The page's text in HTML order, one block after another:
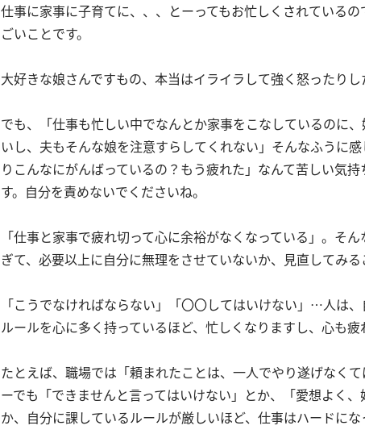
仕事に家事に子育てに、、、とーってもお忙しくされている
ごいことです。
大好きな娘さんですもの、本当はイライラして強く怒ったりし
でも、「仕事も忙しい中でなんとか家事をこなしているのに
いし、夫もそんな娘を注意すらしてくれない」そんなふうに
りこんなにがんばっているの？もう疲れた」なんて苦しい気
す。自分を責めないでくださいね。
「仕事と家事で疲れ切って心に余裕がなくなっている」。そ
ぎて、必要以上に自分に無理をさせていないか、見直してみる
「こうでなければならない」「〇〇してはいけない」…人は
ルールを心に多く持っているほど、忙しくなりますし、心も疲
たとえば、職場では「頼まれたことは、一人でやり遂げなく
ーでも「できませんと言ってはいけない」とか、「愛想よく
か、自分に課しているルールが厳しいほど、仕事はハードにな